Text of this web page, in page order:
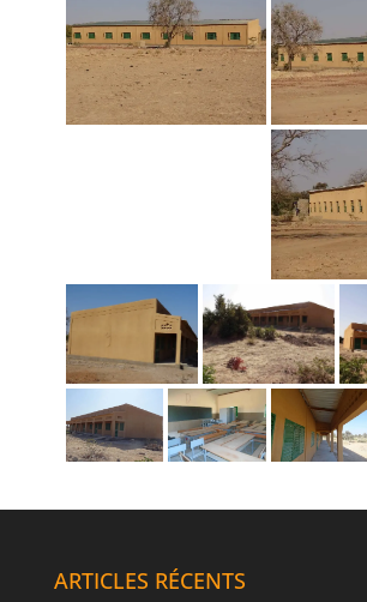
ARTICLES RÉCENTS